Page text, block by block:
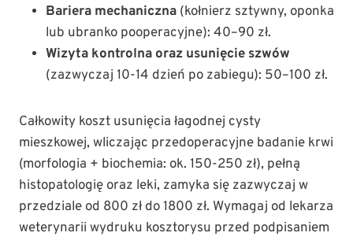
Bariera mechaniczna (kołnierz sztywny, oponka
lub ubranko pooperacyjne): 40–90 zł.
Wizyta kontrolna oraz usunięcie szwów
(zazwyczaj 10-14 dzień po zabiegu): 50–100 zł.
Całkowity koszt usunięcia łagodnej cysty
mieszkowej, wliczając przedoperacyjne badanie krwi
(morfologia + biochemia: ok. 150-250 zł), pełną
histopatologię oraz leki, zamyka się zazwyczaj w
przedziale od 800 zł do 1800 zł. Wymagaj od lekarza
weterynarii wydruku kosztorysu przed podpisaniem